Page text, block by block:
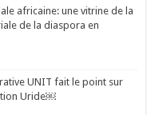
africaine: une vitrine de la
de la diaspora en
UNIT fait le point sur
Uride￼